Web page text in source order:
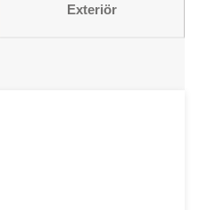
Exteriör